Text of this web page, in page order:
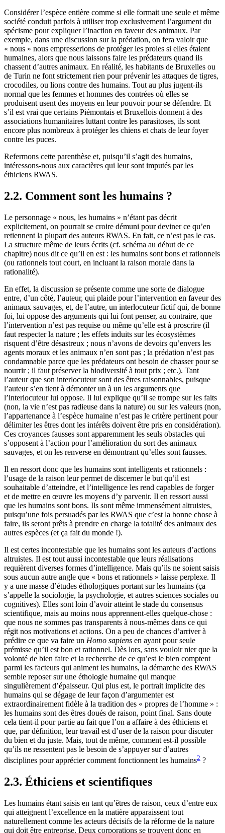
Considérer l’espèce entière comme si elle formait une seule et même
société conduit parfois à utiliser trop exclusivement l’argument du
spécisme pour expliquer l’inaction en faveur des animaux. Par
exemple, dans une discussion sur la prédation, on fera valoir que
« nous » nous empresserions de protéger les proies si elles étaient
humaines, alors que nous laissons faire les prédateurs quand ils
chassent d’autres animaux. En réalité, les habitants de Bruxelles ou
de Turin ne font strictement rien pour prévenir les attaques de tigres,
crocodiles, ou lions contre des humains. Tout au plus jugent-ils
normal que les femmes et hommes des contrées où elles se
produisent usent des moyens en leur pouvoir pour se défendre. Et
s’il est vrai que certains Piémontais et Bruxellois donnent à des
associations humanitaires luttant contre les parasitoses, ils sont
encore plus nombreux à protéger les chiens et chats de leur foyer
contre les puces.
Refermons cette parenthèse et, puisqu’il s’agit des humains,
intéressons-nous aux caractères qui leur sont imputés par les
éthiciens RWAS.
2.2. Comment sont les humains ?
Le personnage « nous, les humains » n’étant pas décrit
explicitement, on pourrait se croire démuni pour deviner ce qu’en
retiennent la plupart des auteurs RWAS. En fait, ce n’est pas le cas.
La structure même de leurs écrits (cf. schéma au début de ce
chapitre) nous dit ce qu’il en est : les humains sont bons et rationnels
(ou rationnels tout court, en incluant la raison morale dans la
rationalité).
En effet, la discussion se présente comme une sorte de dialogue
entre, d’un côté, l’auteur, qui plaide pour l’intervention en faveur des
animaux sauvages, et, de l’autre, un interlocuteur fictif qui, de bonne
foi, lui oppose des arguments qui lui font penser, au contraire, que
l’intervention n’est pas requise ou même qu’elle est à proscrire (il
faut respecter la nature ; les effets induits sur les écosystèmes
risquent d’être désastreux ; nous n’avons de devoirs qu’envers les
agents moraux et les animaux n’en sont pas ; la prédation n’est pas
condamnable parce que les prédateurs ont besoin de chasser pour se
nourrir ; il faut préserver la biodiversité à tout prix ; etc.). Tant
l’auteur que son interlocuteur sont des êtres raisonnables, puisque
l’auteur s’en tient à démonter un à un les arguments que
l’interlocuteur lui oppose. Il lui explique qu’il se trompe sur les faits
(non, la vie n’est pas radieuse dans la nature) ou sur les valeurs (non,
l’appartenance à l’espèce humaine n’est pas le critère pertinent pour
délimiter les êtres dont les intérêts doivent être pris en considération).
Ces croyances fausses sont apparemment les seuls obstacles qui
s’opposent à l’action pour l’amélioration du sort des animaux
sauvages, et on les renverse en démontrant qu’elles sont fausses.
Il en ressort donc que les humains sont intelligents et rationnels :
l’usage de la raison leur permet de discerner le but qu’il est
souhaitable d’atteindre, et l’intelligence les rend capables de forger
et de mettre en œuvre les moyens d’y parvenir. Il en ressort aussi
que les humains sont bons. Ils sont même immensément altruistes,
puisqu’une fois persuadés par les RWAS que c’est la bonne chose à
faire, ils seront prêts à prendre en charge la totalité des animaux des
autres espèces (et ça fait du monde !).
Il est certes incontestable que les humains sont les auteurs d’actions
altruistes. Il est tout aussi incontestable que leurs réalisations
requièrent diverses formes d’intelligence. Mais qu’ils ne soient saisis
sous aucun autre angle que « bons et rationnels » laisse perplexe. Il
y a une masse d’études éthologiques portant sur les humains (ça
s’appelle la sociologie, la psychologie, et autres sciences sociales ou
cognitives). Elles sont loin d’avoir atteint le stade du consensus
scientifique, mais au moins nous apprennent-elles quelque-chose :
que nous ne sommes pas transparents à nous-mêmes dans ce qui
régit nos motivations et actions. On a peu de chances d’arriver à
prédire ce que va faire un Homo sapiens en ayant pour seule
prémisse qu’il est bon et rationnel. Dès lors, sans vouloir nier que la
volonté de bien faire et la recherche de ce qu’est le bien comptent
parmi les facteurs qui animent les humains, la démarche des RWAS
semble reposer sur une éthologie humaine qui manque
singulièrement d’épaisseur. Qui plus est, le portrait implicite des
humains qui se dégage de leur façon d’argumenter est
extraordinairement fidèle à la tradition des « propres de l’homme » :
les humains sont des êtres doués de raison, point final. Sans doute
cela tient-il pour partie au fait que l’on a affaire à des éthiciens et
que, par définition, leur travail est d’user de la raison pour discuter
du bien et du juste. Mais, tout de même, comment est-il possible
qu’ils ne ressentent pas le besoin de s’appuyer sur d’autres
disciplines pour apprécier comment fonctionnent les humains2 ?
2.3. Éthiciens et scientifiques
Les humains étant saisis en tant qu’êtres de raison, ceux d’entre eux
qui atteignent l’excellence en la matière apparaissent tout
naturellement comme les acteurs décisifs de la réforme de la nature
qui doit être entreprise. Deux corporations se trouvent donc en